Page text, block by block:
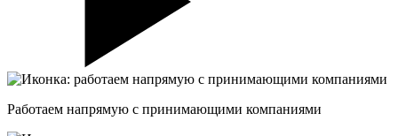
Работаем напрямую с принимающими компаниями